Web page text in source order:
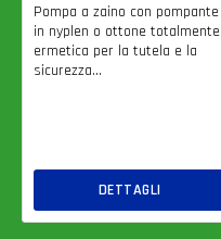
Pompa a zaino con pompante
in nyplen o ottone totalmente
ermetica per la tutela e la
sicurezza...
DETTAGLI